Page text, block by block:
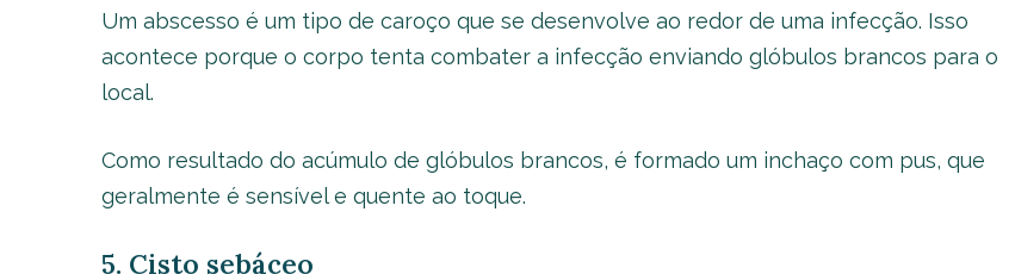
Um abscesso é um tipo de caroço que se desenvolve ao redor de uma infecção. Isso
acontece porque o corpo tenta combater a infecção enviando glóbulos brancos para o
local.
Como resultado do acúmulo de glóbulos brancos, é formado um inchaço com pus, que
geralmente é sensível e quente ao toque.
5. Cisto sebáceo